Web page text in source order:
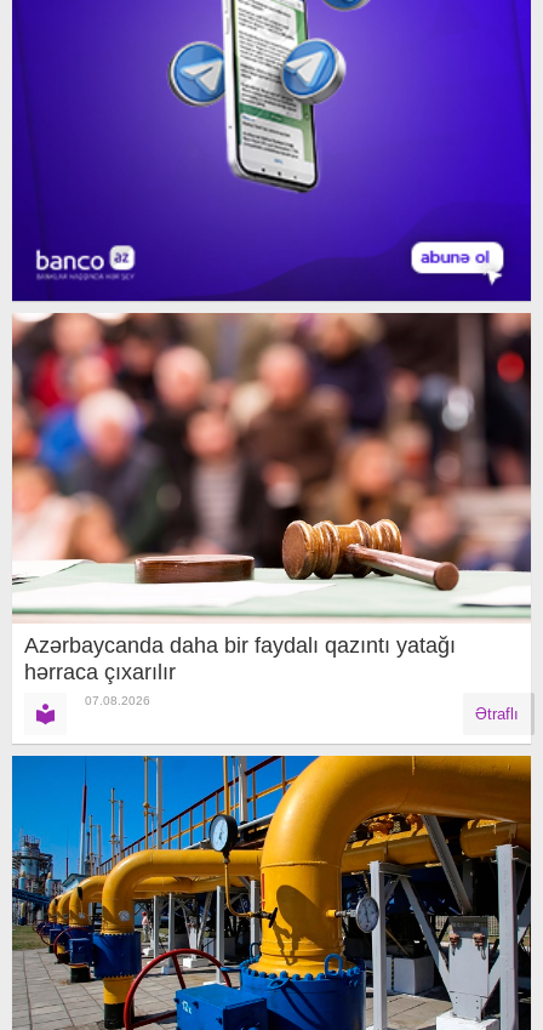
Azərbaycanda daha bir faydalı qazıntı yatağı
hərraca çıxarılır
07.08.2026
Ətraflı